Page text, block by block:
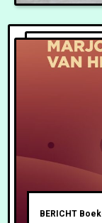
BERICHT